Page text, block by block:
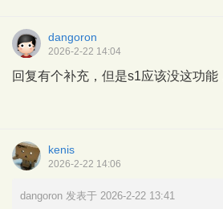
dangoron
2026-2-22 14:04
回复有个补充，但是s1应该没这功能
kenis
2026-2-22 14:06
dangoron 发表于 2026-2-22 13:41